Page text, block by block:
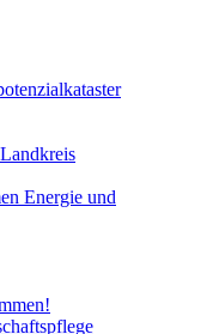
Energie und